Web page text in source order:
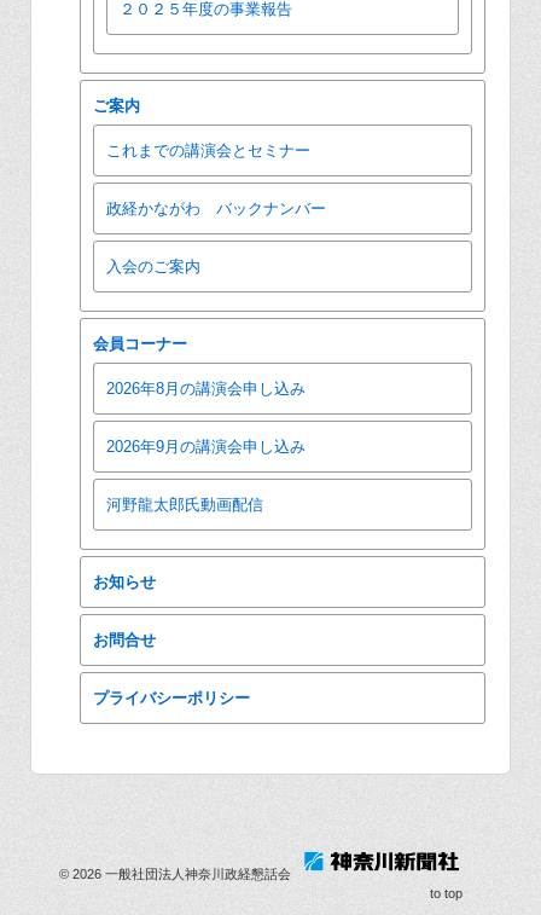
２０２５年度の事業報告
ご案内
これまでの講演会とセミナー
政経かながわ バックナンバー
入会のご案内
会員コーナー
2026年8月の講演会申し込み
2026年9月の講演会申し込み
河野龍太郎氏動画配信
お知らせ
お問合せ
プライバシーポリシー
© 2026一般社団法人神奈川政経懇話会
to top